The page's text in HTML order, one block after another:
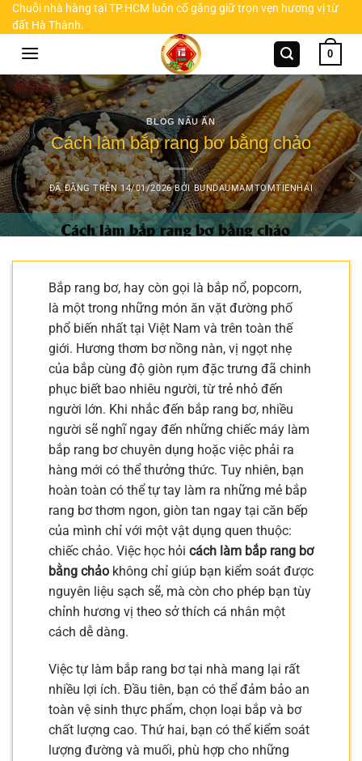
Chuyển
đến
Chuỗi nhà hàng tại TP.HCM luôn cố gắng giữ trọn vẹn hương vị từ
đất Hà Thành.
0
BLOG NẤU ĂN
Cách làm bắp rang bơ bằng chảo
ĐÃ ĐĂNG TRÊN14/01/2026 BỞIBUNDAUMAMTOMTIENHAI
Bắp rang bơ, hay còn gọi là bắp nổ, popcorn,
là một trong những món ăn vặt đường phố
phổ biến nhất tại Việt Nam và trên toàn thế
giới. Hương thơm bơ nồng nàn, vị ngọt nhẹ
của bắp cùng độ giòn rụm đặc trưng đã chinh
phục biết bao nhiêu người, từ trẻ nhỏ đến
người lớn. Khi nhắc đến bắp rang bơ, nhiều
người sẽ nghĩ ngay đến những chiếc máy làm
bắp rang bơ chuyên dụng hoặc việc phải ra
hàng mới có thể thưởng thức. Tuy nhiên, bạn
hoàn toàn có thể tự tay làm ra những mẻ bắp
rang bơ thơm ngon, giòn tan ngay tại căn bếp
của mình chỉ với một vật dụng quen thuộc:
chiếc chảo. Việc học hỏi cách làm bắp rang bơ
bằng chảo không chỉ giúp bạn kiểm soát được
nguyên liệu sạch sẽ, mà còn cho phép bạn tùy
chỉnh hương vị theo sở thích cá nhân một
cách dễ dàng.
Việc tự làm bắp rang bơ tại nhà mang lại rất
nhiều lợi ích. Đầu tiên, bạn có thể đảm bảo an
toàn vệ sinh thực phẩm, chọn loại bắp và bơ
chất lượng cao. Thứ hai, bạn có thể kiểm soát
lượng đường và muối, phù hợp cho những